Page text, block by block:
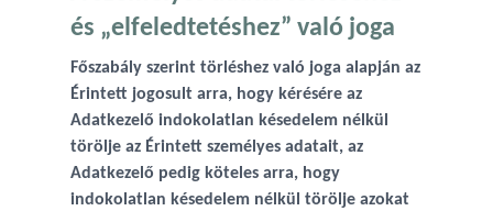
és „elfeledtetéshez” való joga
Főszabály szerint törléshez való joga alapján az
Érintett jogosult arra, hogy kérésére az
Adatkezelő indokolatlan késedelem nélkül
törölje az Érintett személyes adatait, az
Adatkezelő pedig köteles arra, hogy
indokolatlan késedelem nélkül törölje azokat